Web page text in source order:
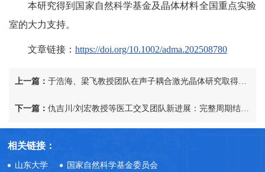
本研究得到国家自然科学基金及晶体材料全国重点实验
室的大力支持。
文章链接： https://doi.org/10.1002/adma.202508780
上一篇： 于浩海、梁飞教授团队在声子耦合激光晶体研究取得新进展
下一篇： 仇吉川/刘宏教授等医工交叉团队新进展：完整周期结构胶原微纤维用于工程化干细胞球体以及脊髓损伤修复
相关链接：
山东大学 国家自然科学基金委员会